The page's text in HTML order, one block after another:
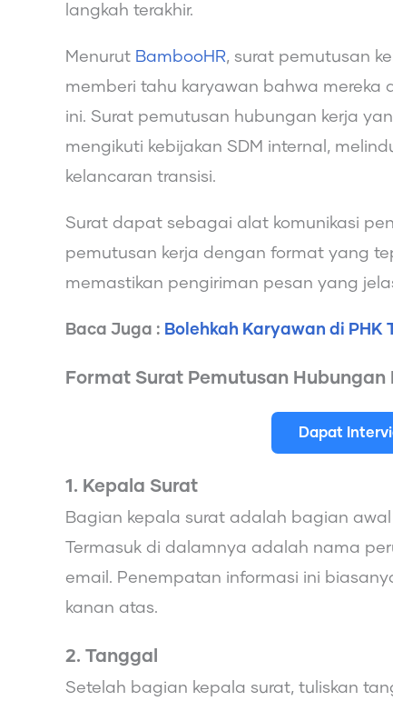
langkah terakhir.
Menurut BambooHR, surat pemutusan
memberi tahu karyawan bahwa mereka
ini. Surat pemutusan hubungan kerja
mengikuti kebijakan SDM internal,
kelancaran transisi.
Surat dapat sebagai alat komunikasi
pemutusan kerja dengan format yang
memastikan pengiriman pesan yang
Baca Juga : Bolehkah Karyawan di
Format Surat Pemutusan Hubungan
Dapat
1. Kepala Surat
Bagian kepala surat adalah bagian
Termasuk di dalamnya adalah nama
email. Penempatan informasi ini
kanan atas.
2. Tanggal
Setelah bagian kepala surat, tuliskan